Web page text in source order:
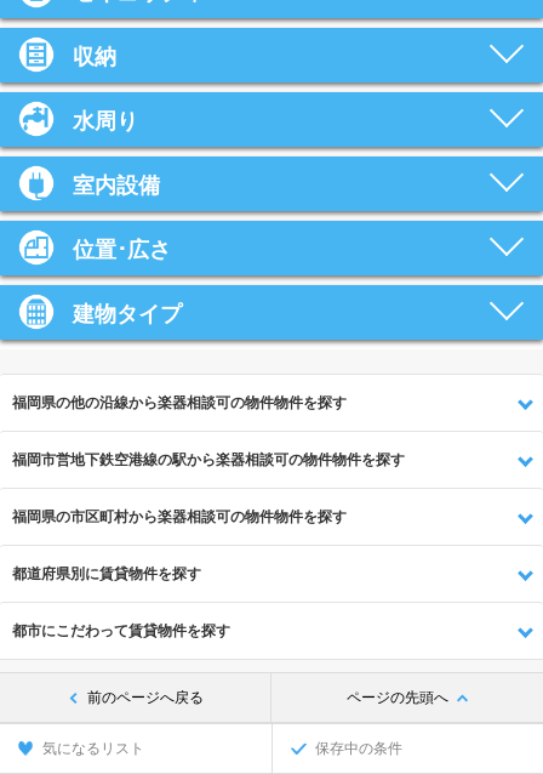
収納
水周り
室内設備
位置･広さ
建物タイプ
福岡県の他の沿線から楽器相談可の物件物件を探す
福岡市営地下鉄空港線の駅から楽器相談可の物件物件を探す
福岡県の市区町村から楽器相談可の物件物件を探す
都道府県別に賃貸物件を探す
都市にこだわって賃貸物件を探す
前のページへ戻る ページの先頭へ
気になるリスト 保存中の条件